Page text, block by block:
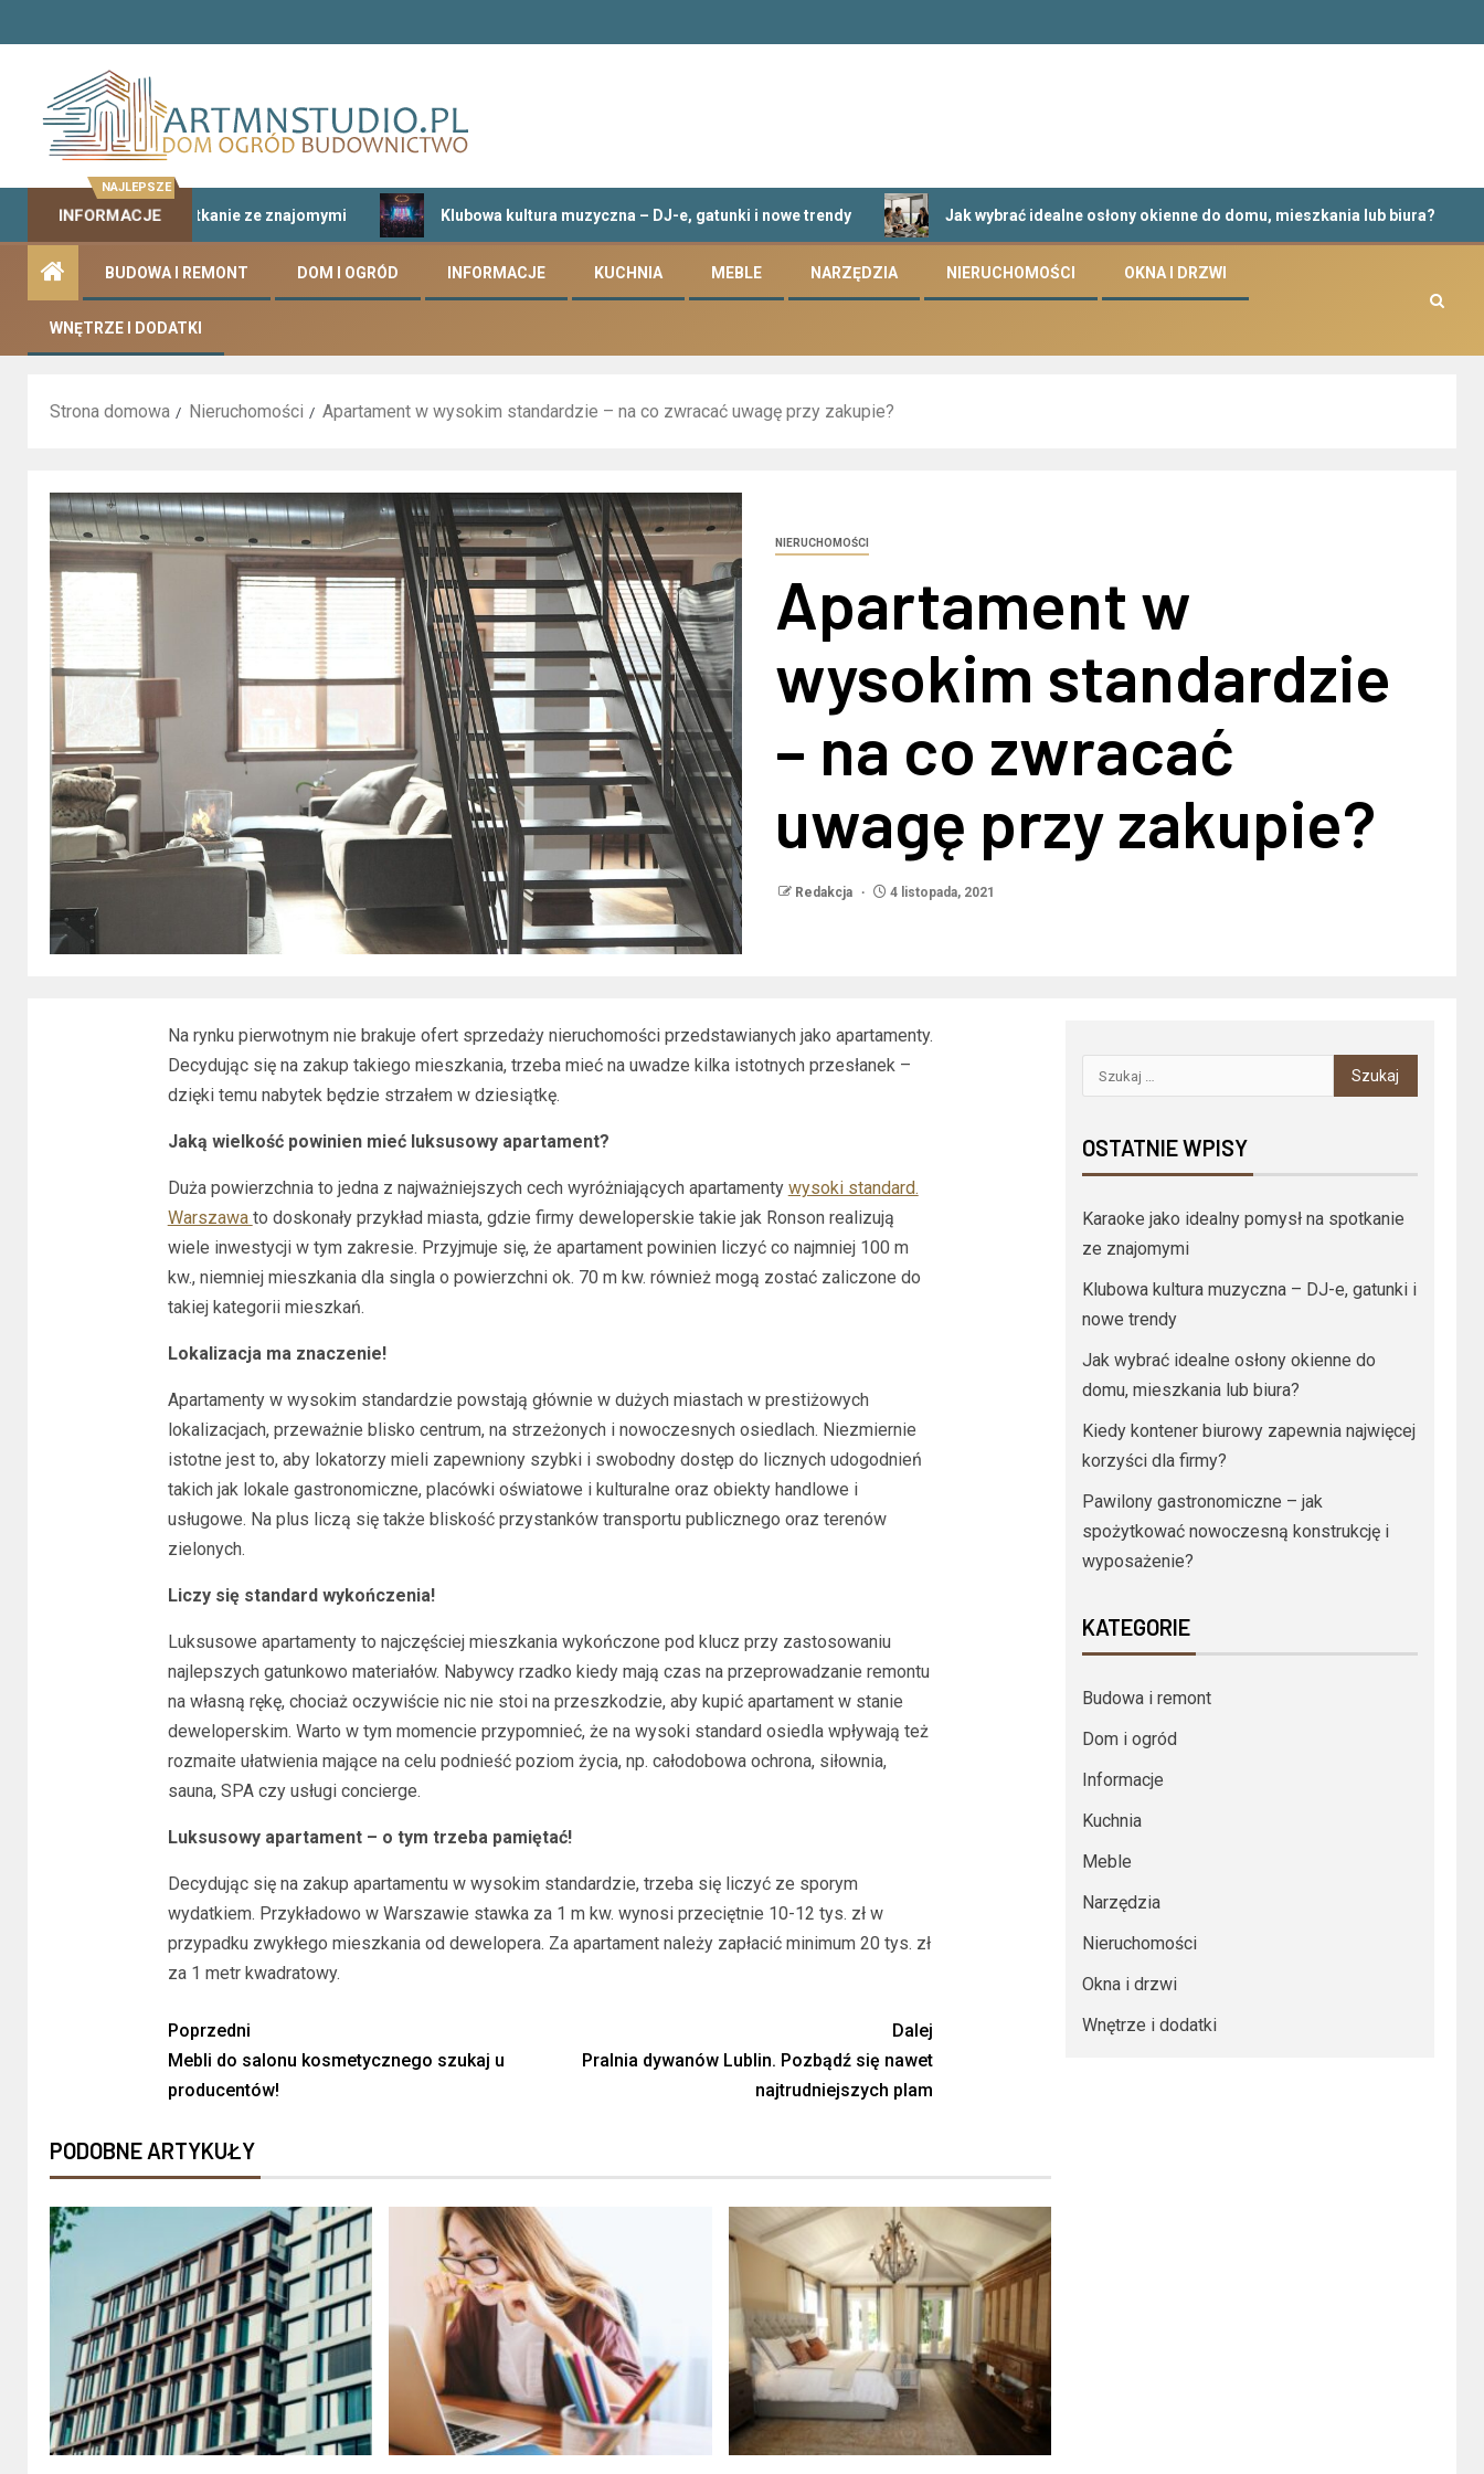
NAJLEPSZE
INFORMACJE
pomysł na spotkanie ze znajomymi Klubowa kultura muzyczna – DJ-e, gatunki i nowe trendy Jak wybrać idealne osłony okienne do domu, mieszkania lub biura?
BUDOWA I REMONT DOM I OGRÓD INFORMACJE KUCHNIA MEBLE NARZĘDZIA NIERUCHOMOŚCI OKNA I DRZWI
WNĘTRZE I DODATKI
Strona domowa Nieruchomości Apartament w wysokim standardzie – na co zwracać uwagę przy zakupie?
NIERUCHOMOŚCI
Apartament w
wysokim standardzie
– na co zwracać
uwagę przy zakupie?
Redakcja 4 listopada, 2021
Na rynku pierwotnym nie brakuje ofert sprzedaży nieruchomości przedstawianych jako apartamenty.
Decydując się na zakup takiego mieszkania, trzeba mieć na uwadze kilka istotnych przesłanek –
dzięki temu nabytek będzie strzałem w dziesiątkę.
Jaką wielkość powinien mieć luksusowy apartament?
Duża powierzchnia to jedna z najważniejszych cech wyróżniających apartamenty wysoki standard.
Warszawa to doskonały przykład miasta, gdzie firmy deweloperskie takie jak Ronson realizują
wiele inwestycji w tym zakresie. Przyjmuje się, że apartament powinien liczyć co najmniej 100 m
kw., niemniej mieszkania dla singla o powierzchni ok. 70 m kw. również mogą zostać zaliczone do
takiej kategorii mieszkań.
Lokalizacja ma znaczenie!
Apartamenty w wysokim standardzie powstają głównie w dużych miastach w prestiżowych
lokalizacjach, przeważnie blisko centrum, na strzeżonych i nowoczesnych osiedlach. Niezmiernie
istotne jest to, aby lokatorzy mieli zapewniony szybki i swobodny dostęp do licznych udogodnień
takich jak lokale gastronomiczne, placówki oświatowe i kulturalne oraz obiekty handlowe i
usługowe. Na plus liczą się także bliskość przystanków transportu publicznego oraz terenów
zielonych.
Liczy się standard wykończenia!
Luksusowe apartamenty to najczęściej mieszkania wykończone pod klucz przy zastosowaniu
najlepszych gatunkowo materiałów. Nabywcy rzadko kiedy mają czas na przeprowadzanie remontu
na własną rękę, chociaż oczywiście nic nie stoi na przeszkodzie, aby kupić apartament w stanie
deweloperskim. Warto w tym momencie przypomnieć, że na wysoki standard osiedla wpływają też
rozmaite ułatwienia mające na celu podnieść poziom życia, np. całodobowa ochrona, siłownia,
sauna, SPA czy usługi concierge.
Luksusowy apartament – o tym trzeba pamiętać!
Decydując się na zakup apartamentu w wysokim standardzie, trzeba się liczyć ze sporym
wydatkiem. Przykładowo w Warszawie stawka za 1 m kw. wynosi przeciętnie 10-12 tys. zł w
przypadku zwykłego mieszkania od dewelopera. Za apartament należy zapłacić minimum 20 tys. zł
za 1 metr kwadratowy.
Poprzedni
Mebli do salonu kosmetycznego szukaj u
producentów!
Dalej
Pralnia dywanów Lublin. Pozbądź się nawet
najtrudniejszych plam
PODOBNE ARTYKUŁY
OSTATNIE WPISY
Karaoke jako idealny pomysł na spotkanie
ze znajomymi
Klubowa kultura muzyczna – DJ-e, gatunki i
nowe trendy
Jak wybrać idealne osłony okienne do
domu, mieszkania lub biura?
Kiedy kontener biurowy zapewnia najwięcej
korzyści dla firmy?
Pawilony gastronomiczne – jak
spożytkować nowoczesną konstrukcję i
wyposażenie?
KATEGORIE
Budowa i remont
Dom i ogród
Informacje
Kuchnia
Meble
Narzędzia
Nieruchomości
Okna i drzwi
Wnętrze i dodatki